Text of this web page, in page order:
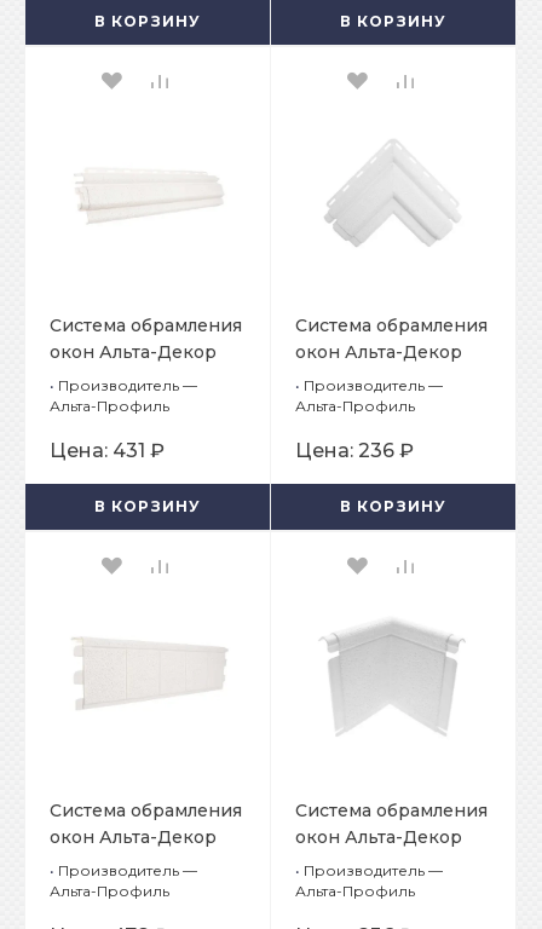
В КОРЗИНУ В КОРЗИНУ
Система обрамления
окон Альта-Декор
Классик
Белоснежный
• Производитель —
Альта-Профиль
Цена: 431 ₽
В КОРЗИНУ
Система обрамления
окон Альта-Декор
Классик
Белоснежный Угол
• Производитель —
Альта-Профиль
Цена: 236 ₽
В КОРЗИНУ
Система обрамления
окон Альта-Декор
Классик
Белоснежный Откос
• Производитель —
Альта-Профиль
Система обрамления
окон Альта-Декор
Классик
Белоснежный Угол
• Производитель —
Альта-Профиль